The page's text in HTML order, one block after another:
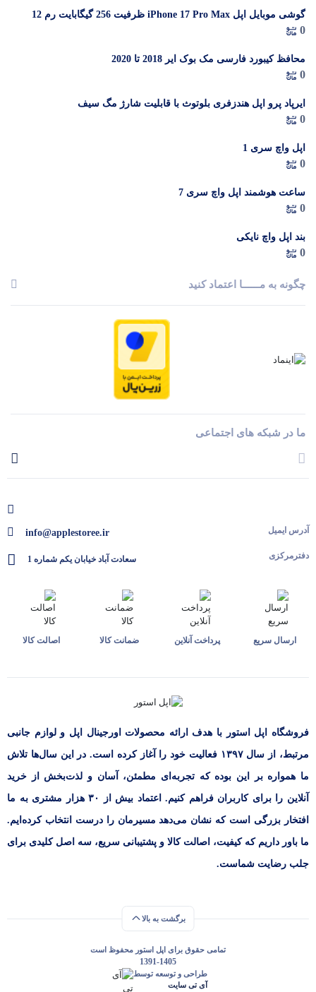
گوشی موبایل اپل iPhone 17 Pro Max ظرفیت 256 گیگابایت رم 12
گیگابایت (ZAA) – Not Active رجیستر شده
0
محافظ کیبورد فارسی مک بوک ایر 2018 تا 2020
0
ایرپاد پرو اپل هندزفری بلوتوث با قابلیت شارژ مگ سیف
0
اپل واچ سری 1
0
ساعت هوشمند اپل واچ سری 7
0
بند اپل واچ نایکی
0
چگونه به مــــــا اعتماد کنید
ما در شبکه های اجتماعی
آدرس ایمیل
دفترمرکزی
info@applestoree.ir
سعادت آباد خیابان یکم شماره 1
ارسال سریع پرداخت آنلاین ضمانت کالا اصالت کالا
فروشگاه اپل استور با هدف ارائه‌ محصولات اورجینال اپل و لوازم جانبی
مرتبط، از سال ۱۳۹۷ فعالیت خود را آغاز کرده است. در این سال‌ها تلاش
ما همواره بر این بوده که تجربه‌ای مطمئن، آسان و لذت‌بخش از خرید
آنلاین را برای کاربران فراهم کنیم. اعتماد بیش از ۳۰ هزار مشتری به ما
افتخار بزرگی است که نشان می‌دهد مسیرمان را درست انتخاب کرده‌ایم.
ما باور داریم که کیفیت، اصالت کالا و پشتیبانی سریع، سه اصل کلیدی برای
جلب رضایت شماست.
برگشت به بالا
تمامی حقوق برای اپل استور محفوظ است
1391-1405
طراحی و توسعه توسط
آی تی سایت